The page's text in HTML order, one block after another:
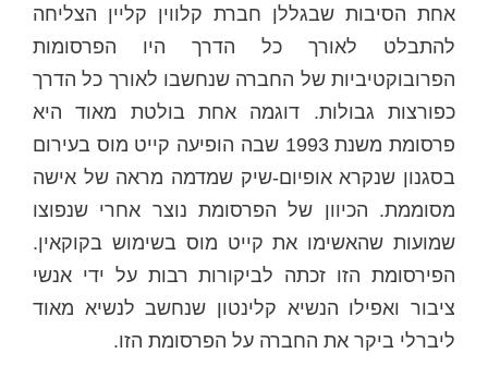
אחת הסיבות שבגללן חברת קלווין קליין הצליחה
להתבלט לאורך כל הדרך היו הפרסומות
הפרובוקטיביות של החברה שנחשבו לאורך כל הדרך
כפורצות גבולות. דוגמה אחת בולטת מאוד היא
פרסומת משנת 1993 שבה הופיעה קייט מוס בעירום
בסגנון שנקרא אופיום-שיק שמדמה מראה של אישה
מסוממת. הכיוון של הפרסומת נוצר אחרי שנפוצו
שמועות שהאשימו את קייט מוס בשימוש בקוקאין.
הפירסומת הזו זכתה לביקורות רבות על ידי אנשי
ציבור ואפילו הנשיא קלינטון שנחשב לנשיא מאוד
ליברלי ביקר את החברה על הפרסומת הזו.